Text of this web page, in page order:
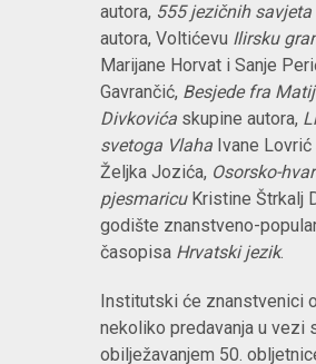
autora, 555 jezičnih savjeta
autora, Voltićevu Ilirsku
Marijane Horvat i Sanje
Gavrančić, Besjede fra
Divkovića skupine autora,
svetoga Vlaha Ivane
Željka Jozića, Osorsko-
pjesmaricuKristine Štrkalj
godište znanstveno-
časopisa Hrvatski jezik.
Institutski će znanstvenici
nekoliko predavanja u vezi
obilježavanjem 50.